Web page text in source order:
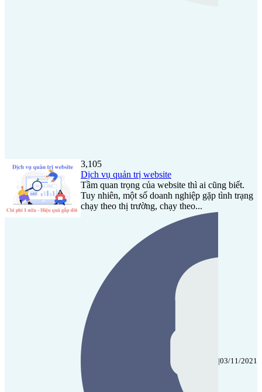
3,105
Dịch vụ quản trị website
Tầm quan trọng của website thì ai cũng biết.
Tuy nhiên, một số doanh nghiệp gặp tình trạng
chạy theo thị trường, chạy theo...
|03/11/2021